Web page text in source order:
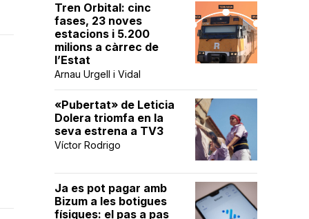
Tren Orbital: cinc
fases, 23 noves
estacions i 5.200
milions a càrrec de
l’Estat
Arnau Urgell i Vidal
«Pubertat» de Leticia
Dolera triomfa en la
seva estrena a TV3
Víctor Rodrigo
Ja es pot pagar amb
Bizum a les botigues
físiques: el pas a pas